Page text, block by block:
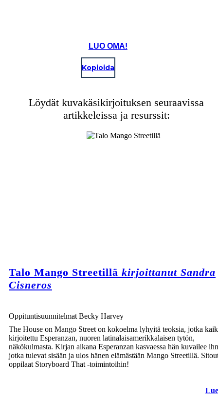
Mutta äitini hiukset, äitini hiukset, kuin pieniä ruusukkeet, kuten pikku
LUO OMA!
Kopioida
Löydät kuvakäsikirjoituksen seuraavissa
artikkeleissa ja resurssit:
Talo Mango Streetillä kirjoittanut Sandra
Cisneros
Oppituntisuunnitelmat Becky Harvey
The House on Mango Street on kokoelma lyhyitä teoksia, jotka
kirjoitettu Esperanzan, nuoren latinalaisamerikkalaisen tytön,
näkökulmasta. Kirjan aikana Esperanzan kasvaessa hän kuvailee
jotka tulevat sisään ja ulos hänen elämästään Mango Streetillä.
oppilaat Storyboard That -toimintoihin!